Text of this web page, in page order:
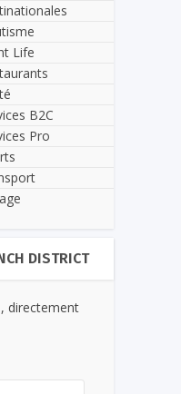
Life
B2C
Pro
DISTRICT
directement